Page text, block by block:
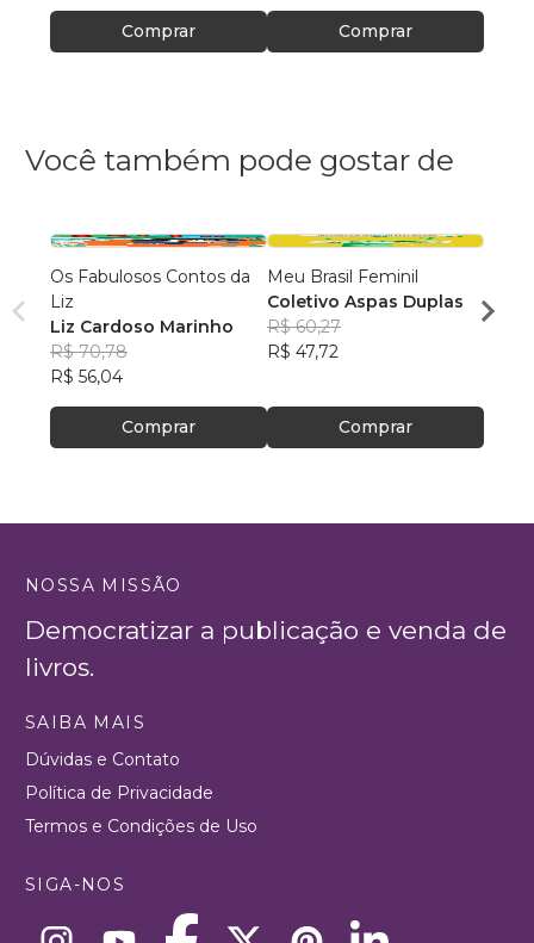
Comprar Comprar
Você também pode gostar de
Os Fabulosos Contos da
Liz
Liz Cardoso Marinho
R$ 70,78
R$ 56,04
Comprar
Meu Brasil Feminil
Coletivo Aspas Duplas
R$ 60,27
R$ 47,72
Comprar
NOSSA MISSÃO
Democratizar a publicação e venda de
livros.
SAIBA MAIS
Dúvidas e Contato
Política de Privacidade
Termos e Condições de Uso
SIGA-NOS